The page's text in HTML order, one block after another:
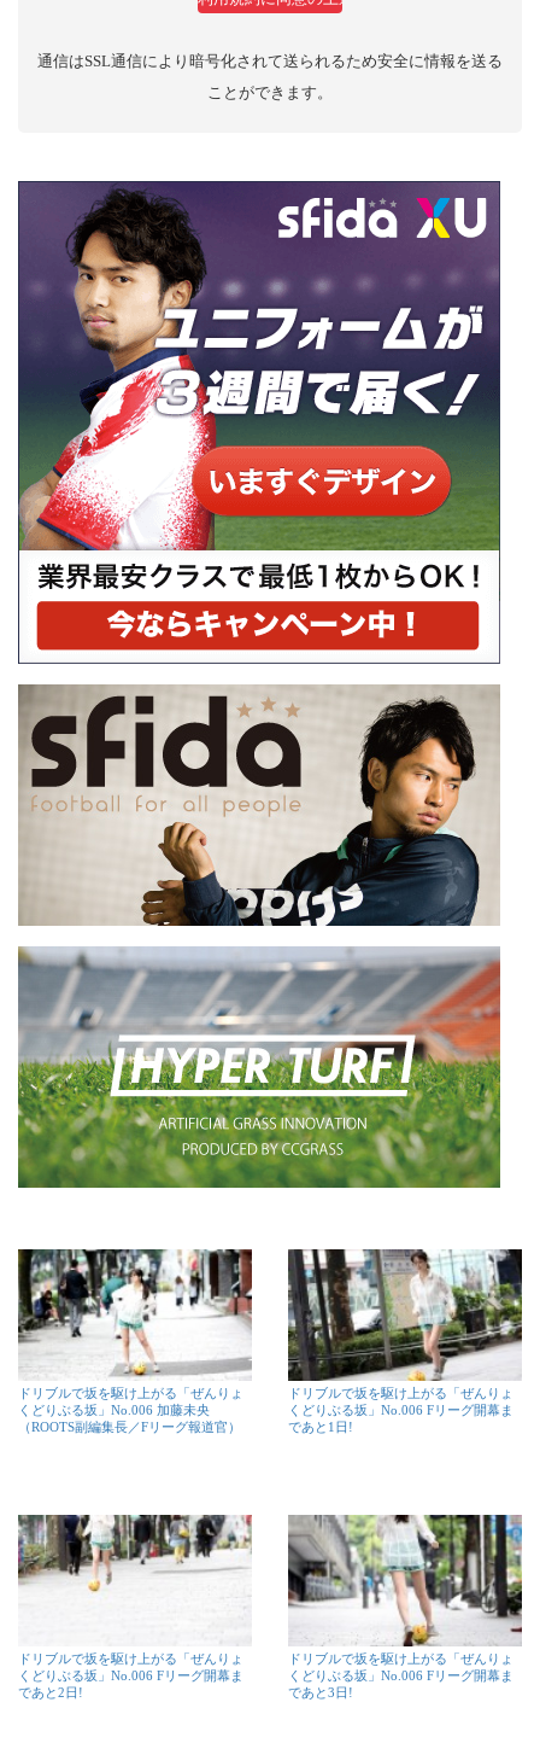
通信はSSL通信により暗号化されて送られるため安全に情報を送る
ことができます。
ドリブルで坂を駆け上がる「ぜんりょ
くどりぶる坂」No.006 加藤未央
（ROOTS副編集長／Fリーグ報道官）
ドリブルで坂を駆け上がる「ぜんりょ
くどりぶる坂」No.006 Fリーグ開幕ま
であと1日!
ドリブルで坂を駆け上がる「ぜんりょ
くどりぶる坂」No.006 Fリーグ開幕ま
であと2日!
ドリブルで坂を駆け上がる「ぜんりょ
くどりぶる坂」No.006 Fリーグ開幕ま
であと3日!